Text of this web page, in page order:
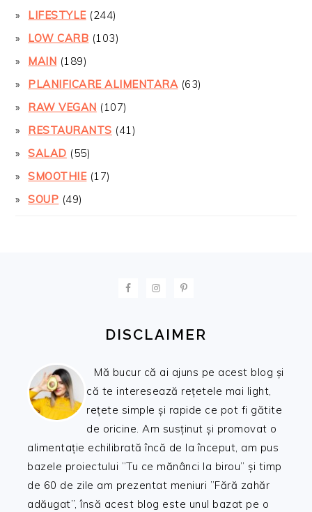
LIFESTYLE(244)
LOW CARB (103)
MAIN (189)
PLANIFICARE ALIMENTARA(63)
RAW VEGAN (107)
RESTAURANTS (41)
SALAD (55)
SMOOTHIE(17)
SOUP (49)
DISCLAIMER
Mă bucur că ai ajuns pe acest blog și
că te interesează rețetele mai light,
rețete simple și rapide ce pot fi gătite
de oricine. Am susținut și promovat o
alimentație echilibrată încă de la început, am pus
bazele proiectului ”Tu ce mănânci la birou” și timp
de 60 de zile am prezentat meniuri ”Fără zahăr
adăugat”, însă acest blog este unul bazat pe o